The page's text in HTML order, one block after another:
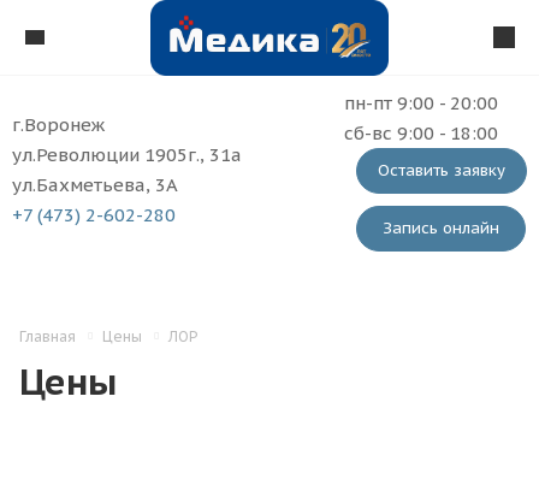
г.Воронеж
ул.Революции 1905г., 31а
ул.Бахметьева, 3А
+7 (473) 2-602-280
пн-пт 9:00 - 20:00
сб-вс 9:00 - 18:00
Оставить заявку
Запись онлайн
Главная Цены ЛОР
Цены